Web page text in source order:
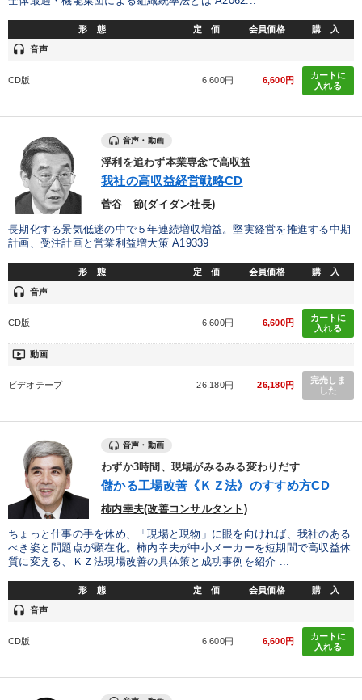
形 態 定 価 会員価格 購 入
headset 音声
CD版 6,600円 6,600円
カートに
入れる
音声・動画
浮利を追わず本業専念で高収益
我社の高収益経営戦略CD
菅谷 節(ダイダン社長)
長期化する景気低迷の中で５年連続増収増益。堅実経営を推進する中期
計画、受注計画と営業利益増大策 A19339
形 態 定 価 会員価格 購 入
headset 音声
CD版 6,600円 6,600円
カートに
入れる
ondemand_video 動画
ビデオテープ 26,180円 26,180円
完売しま
した
音声・動画
わずか3時間、現場がみるみる変わりだす
儲かる工場改善《ＫＺ法》のすすめ方CD
柿内幸夫(改善コンサルタント)
ちょっと仕事の手を休め、「現場と現物」に眼を向ければ、我社のある
べき姿と問題点が顕在化。柿内幸夫が中小メーカーを短期間で高収益体
質に変える、ＫＺ法現場改善の具体策と成功事例を紹介 ...
形 態 定 価 会員価格 購 入
headset 音声
CD版 6,600円 6,600円
カートに
入れる